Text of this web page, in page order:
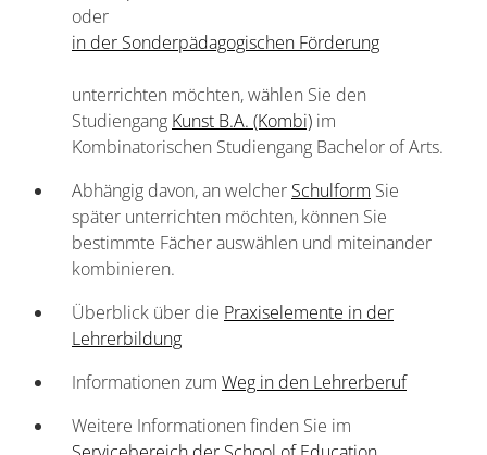
oder
in der Sonderpädagogischen Förderung
unterrichten möchten, wählen Sie den
Studiengang Kunst B.A. (Kombi) im
Kombinatorischen Studiengang Bachelor of Arts.
Abhängig davon, an welcher Schulform Sie
später unterrichten möchten, können Sie
bestimmte Fächer auswählen und miteinander
kombinieren.
Überblick über die Praxiselemente in der
Lehrerbildung
Informationen zum Weg in den Lehrerberuf
Weitere Informationen finden Sie im